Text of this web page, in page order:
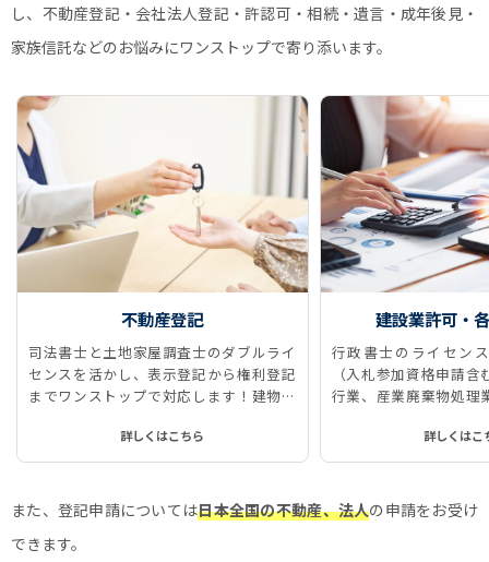
し、不動産登記・会社法人登記・許認可・相続・遺言・成年後見・
家族信託などのお悩みにワンストップで寄り添います。
不動産登記
司法書士と土地家屋調査士のダブルライ
センスを活かし、表示登記から権利登記
までワンストップで対応します！建物表
記、抵当権抹消登記などをストレスなく
スムーズに、ワンストップで実現しま
詳しくはこちら
建設業許可・
行政書士のライセン
（入札参加資格申請
行業、産業廃棄物処理
詳しくはこ
また、登記申請については日本全国の不動産、法人の申請をお受け
できます。